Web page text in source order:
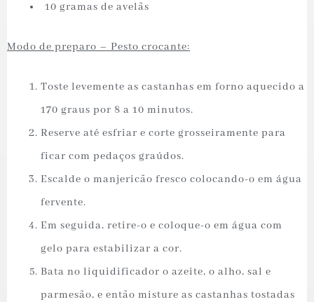
⁠ ⁠10 gramas de avelãs
Modo de preparo – Pesto crocante:
Toste levemente as castanhas em forno aquecido a
170 graus por 8 a 10 minutos.
Reserve até esfriar e corte grosseiramente para
ficar com pedaços graúdos.
Escalde o manjericão fresco colocando-o em água
fervente.
Em seguida, retire-o e coloque-o em água com
gelo para estabilizar a cor.
Bata no liquidificador o azeite, o alho, sal e
parmesão, e então misture as castanhas tostadas